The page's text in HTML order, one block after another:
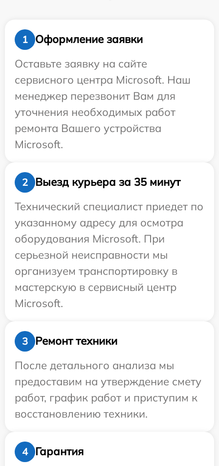
1
Оформление заявки
Оставьте заявку на сайте
сервисного центра Microsoft. Наш
менеджер перезвонит Вам для
уточнения необходимых работ
ремонта Вашего устройства
Microsoft.
2
Выезд курьера за 35 минут
Технический специалист приедет по
указанному адресу для осмотра
оборудования Microsoft. При
серьезной неисправности мы
организуем транспортировку в
мастерскую в сервисный центр
Microsoft.
3
Ремонт техники
После детального анализа мы
предоставим на утверждение смету
работ, график работ и приступим к
восстановлению техники.
4 Гарантия